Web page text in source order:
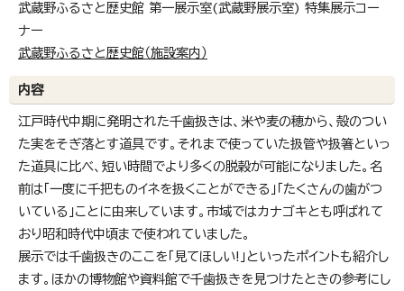
武蔵野ふるさと歴史館 第一展示室(武蔵野展示室) 特集展示コー
ナー
武蔵野ふるさと歴史館（施設案内）
内容
江戸時代中期に発明された千歯扱きは、米や麦の穂から、殻のつい
た実をそぎ落とす道具です。それまで使っていた扱管や扱箸といっ
た道具に比べ、短い時間でより多くの脱穀が可能になりました。名
前は「一度に千把ものイネを扱くことができる」「たくさんの歯がつ
いている」ことに由来しています。市域ではカナゴキとも呼ばれて
おり昭和時代中頃まで使われていました。
展示では千歯扱きのここを「見てほしい!」といったポイントも紹介し
ます。ほかの博物館や資料館で千歯扱きを見つけたときの参考にし